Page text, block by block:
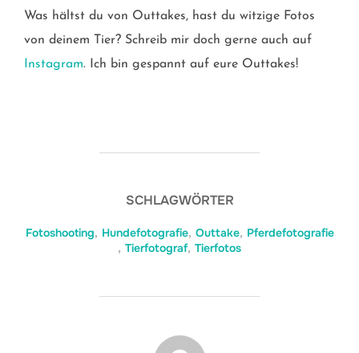
Was hältst du von Outtakes, hast du witzige Fotos
von deinem Tier? Schreib mir doch gerne auch auf
Instagram. Ich bin gespannt auf eure Outtakes!
SCHLAGWÖRTER
Fotoshooting, Hundefotografie, Outtake, Pferdefotografie
, Tierfotograf, Tierfotos
BEITRAGSAUTOR